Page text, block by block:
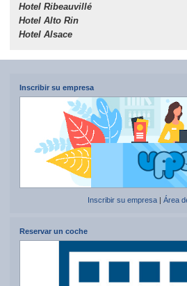
Hotel Ribeauvillé
Hotel Alto Rin
Hotel Alsace
Inscribir su empresa
Inscribir su empresa| Área
Reservar un coche